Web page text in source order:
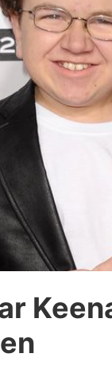
Promiflash
Themen auf
Jobs
App
Redaktionelle
Impressum
Utiq